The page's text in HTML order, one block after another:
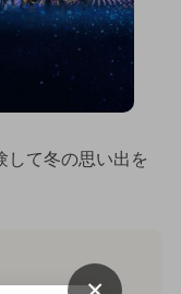
して冬の思い出を